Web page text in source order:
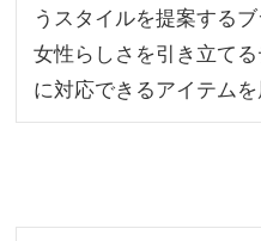
うスタイルを提案する
女性らしさを引き立て
に対応できるアイテムを